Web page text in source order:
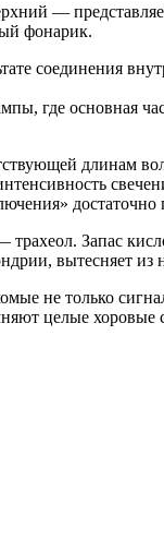
—
фонарик.
соединения
где основная
длинам
достаточно
Запас
вытесняет из
не только
целые